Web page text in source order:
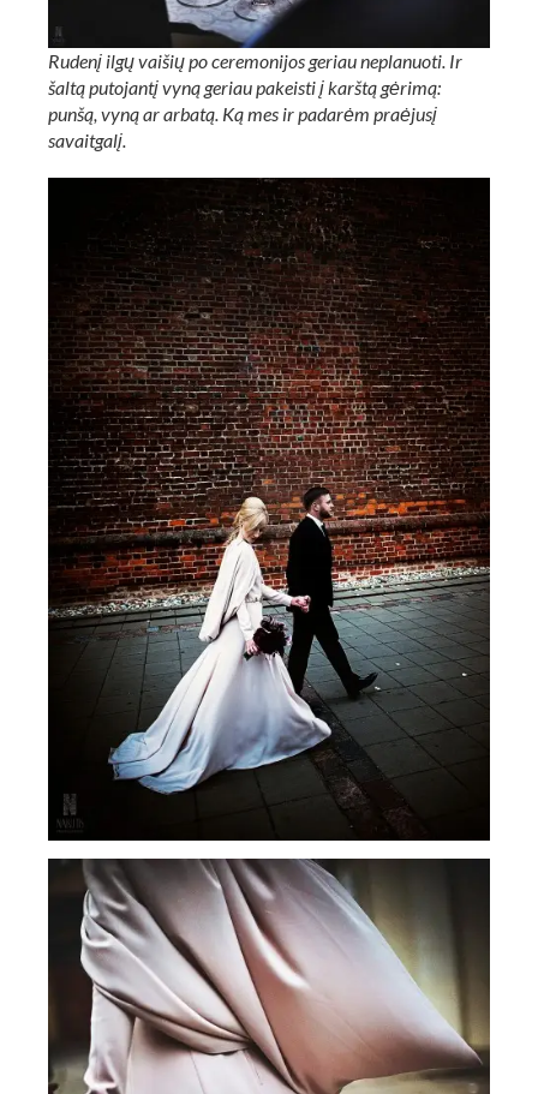
Rudenį ilgų vaišių po ceremonijos geriau neplanuoti. Ir
šaltą putojantį vyną geriau pakeisti į karštą gėrimą:
punšą, vyną ar arbatą. Ką mes ir padarėm praėjusį
savaitgalį.